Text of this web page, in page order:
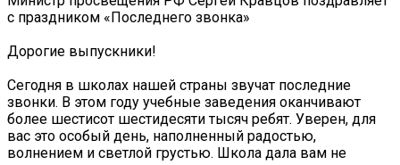
с праздником «Последнего звонка»
Дорогие выпускники!
Сегодня в школах нашей страны звучат последние
звонки. В этом году учебные заведения оканчивают
более шестисот шестидесяти тысяч ребят. Уверен, для
вас это особый день, наполненный радостью,
волнением и светлой грустью. Школа дала вам не